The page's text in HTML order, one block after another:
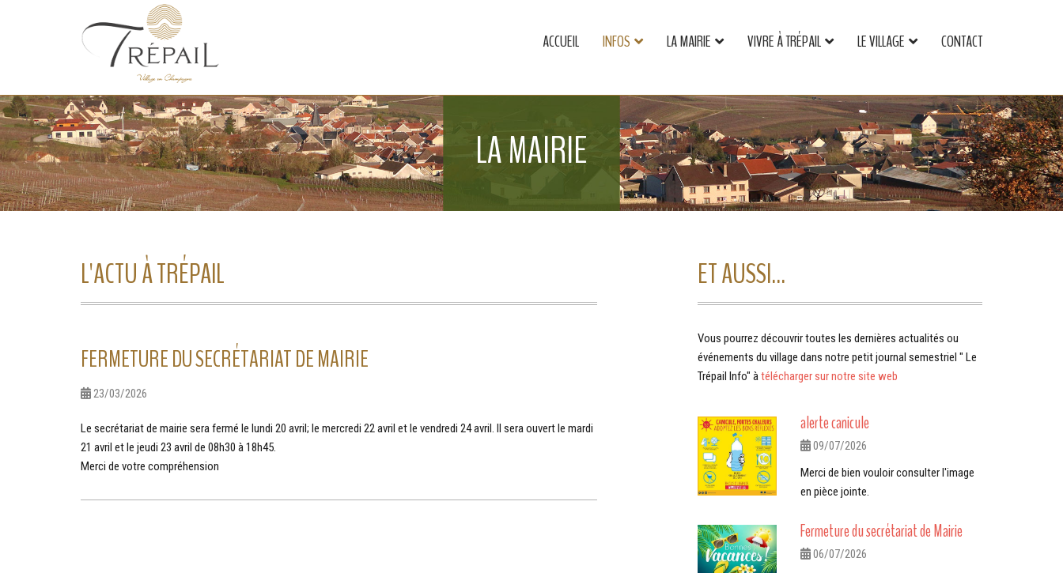
ACCUEIL INFOS LA MAIRIE VIVRE À TRÉPAIL LE VILLAGE CONTACT
LA MAIRIE
L'ACTU À TRÉPAIL
FERMETURE DU SECRÉTARIAT DE MAIRIE
23/03/2026
Le secrétariat de mairie sera fermé le lundi 20 avril; le mercredi 22 avril et le vendredi 24 avril. Il sera ouvert le mardi
21 avril et le jeudi 23 avril de 08h30 à 18h45.
Merci de votre compréhension
ET AUSSI...
Vous pourrez découvrir toutes les dernières actualités ou
événements du village dans notre petit journal semestriel " Le
Trépail Info" àtélécharger sur notre site web
alerte canicule
09/07/2026
Merci de bien vouloir consulter l'image
en pièce jointe.
Fermeture du secrétariat de Mairie
06/07/2026